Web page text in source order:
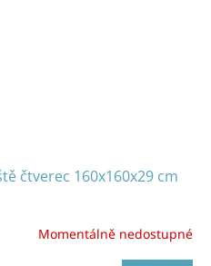
čtverec 160x160x29 cm
Momentálně nedostupné